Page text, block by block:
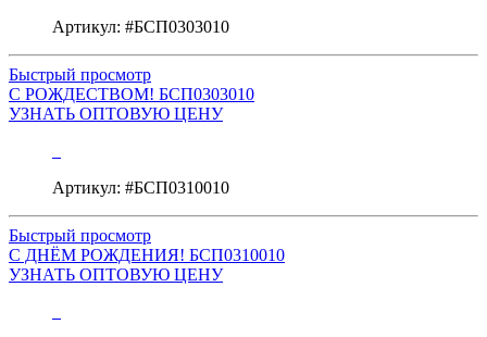
Артикул: #БСП0303010
Быстрый просмотр
С РОЖДЕСТВОМ! БСП0303010
УЗНАТЬ ОПТОВУЮ ЦЕНУ
Артикул: #БСП0310010
Быстрый просмотр
С ДНЁМ РОЖДЕНИЯ! БСП0310010
УЗНАТЬ ОПТОВУЮ ЦЕНУ